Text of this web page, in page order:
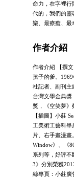
命力，在字裡行
代的，我們的靈
樂、最療癒、最
作者介紹
作者介紹 【撰
孩子的爹。
社記者、副刊主
台灣文學金典獎
獎，《空笑夢》
【插圖】小莊
工美術工藝科
片、右手畫漫
Window》、《
系列等，好評不
3》分別榮獲
絲專頁：小莊廣